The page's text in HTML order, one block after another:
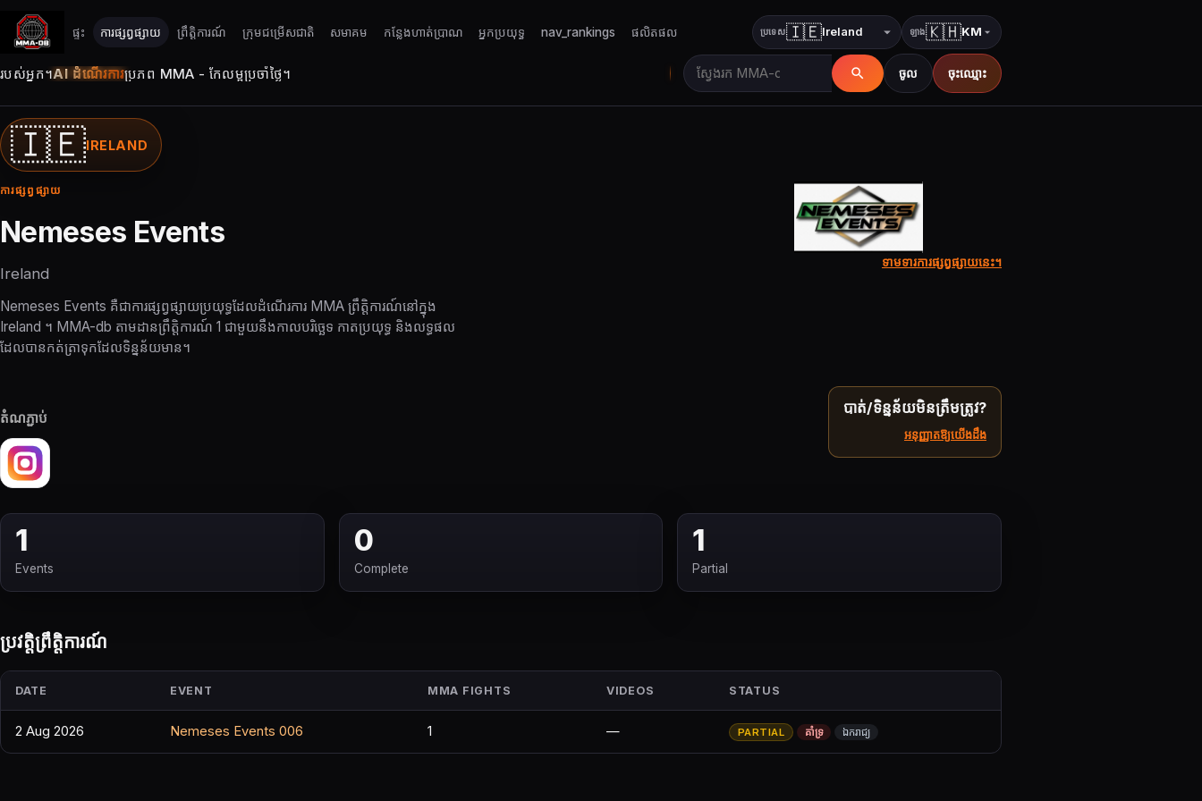
ផ្ទះ ការផ្សព្វផ្សាយ ព្រឹត្តិការណ៍ ក្រុមជម្រើសជាតិ សមាគម កន្លែងហាត់ប្រាណ អ្នកប្រយុទ្ធ nav_rankings ផលិតផល ប្រទេស🇮🇪ប្រទេស
ឡាង🇰🇭KM
ភាសា
របស់អ្នក។AI ដំណើរការប្រភព MMA - កែលម្អប្រចាំថ្ងៃ។ ចូល ចុះឈ្មោះ
🇮🇪IRELAND
ការផ្សព្វផ្សាយ
Nemeses Events
Ireland
Nemeses Events គឺជាការផ្សព្វផ្សាយប្រយុទ្ធដែលដំណើរការ MMA ព្រឹត្តិការណ៍នៅក្នុង
Ireland ។ MMA-db តាមដានព្រឹត្តិការណ៍ 1 ជាមួយនឹងកាលបរិច្ឆេទ កាតប្រយុទ្ធ និងលទ្ធផល
ដែលបានកត់ត្រាទុកដែលទិន្នន័យមាន។
ទាមទារការផ្សព្វផ្សាយនេះ។
តំណភ្ជាប់
បាត់/ទិន្នន័យមិនត្រឹមត្រូវ?
អនុញ្ញាតឱ្យយើងដឹង
1
Events
0
Complete
1
Partial
ប្រវត្តិព្រឹត្តិការណ៍
DATE EVENT MMA FIGHTS VIDEOS STATUS
2 Aug 2026 Nemeses Events 006 1 — PARTIAL គាំទ្រ ឯករាជ្យ